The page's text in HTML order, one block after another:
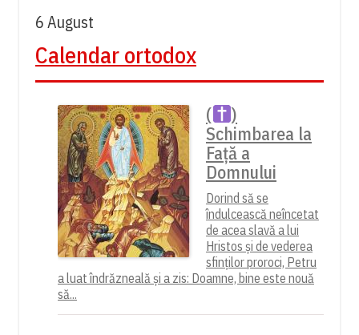
6 August
Calendar ortodox
(
)
Schimbarea la
Față a
Domnului
Dorind să se
îndulcească neîncetat
de acea slavă a lui
Hristos și de vederea
sfinților proroci, Petru
a luat îndrăzneală și a zis: Doamne, bine este nouă
să...